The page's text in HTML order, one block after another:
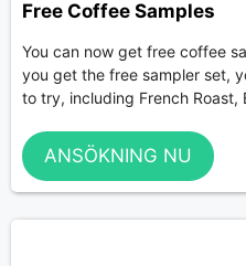
Free Coffee Samples
You can now get free coffee
you get the free sampler set,
to try, including French Roast,
ANSÖKNING NU